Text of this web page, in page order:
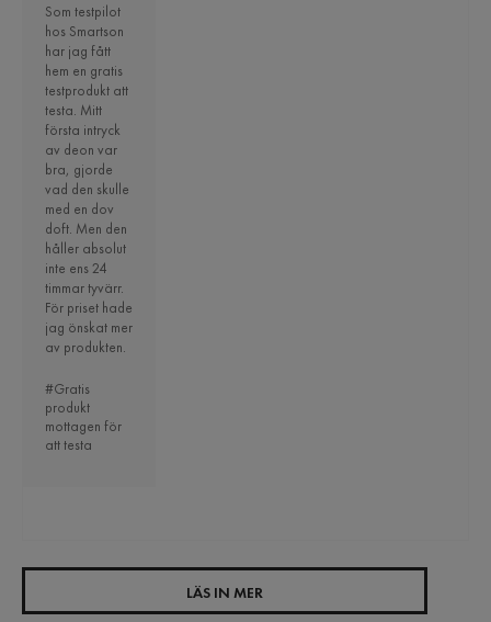
Som testpilot
hos Smartson
har jag fått
hem en gratis
testprodukt att
testa. Mitt
första intryck
av deon var
bra, gjorde
vad den skulle
med en dov
doft. Men den
håller absolut
inte ens 24
timmar tyvärr.
För priset hade
jag önskat mer
av produkten.
#Gratis
produkt
mottagen för
att testa
LÄS IN MER